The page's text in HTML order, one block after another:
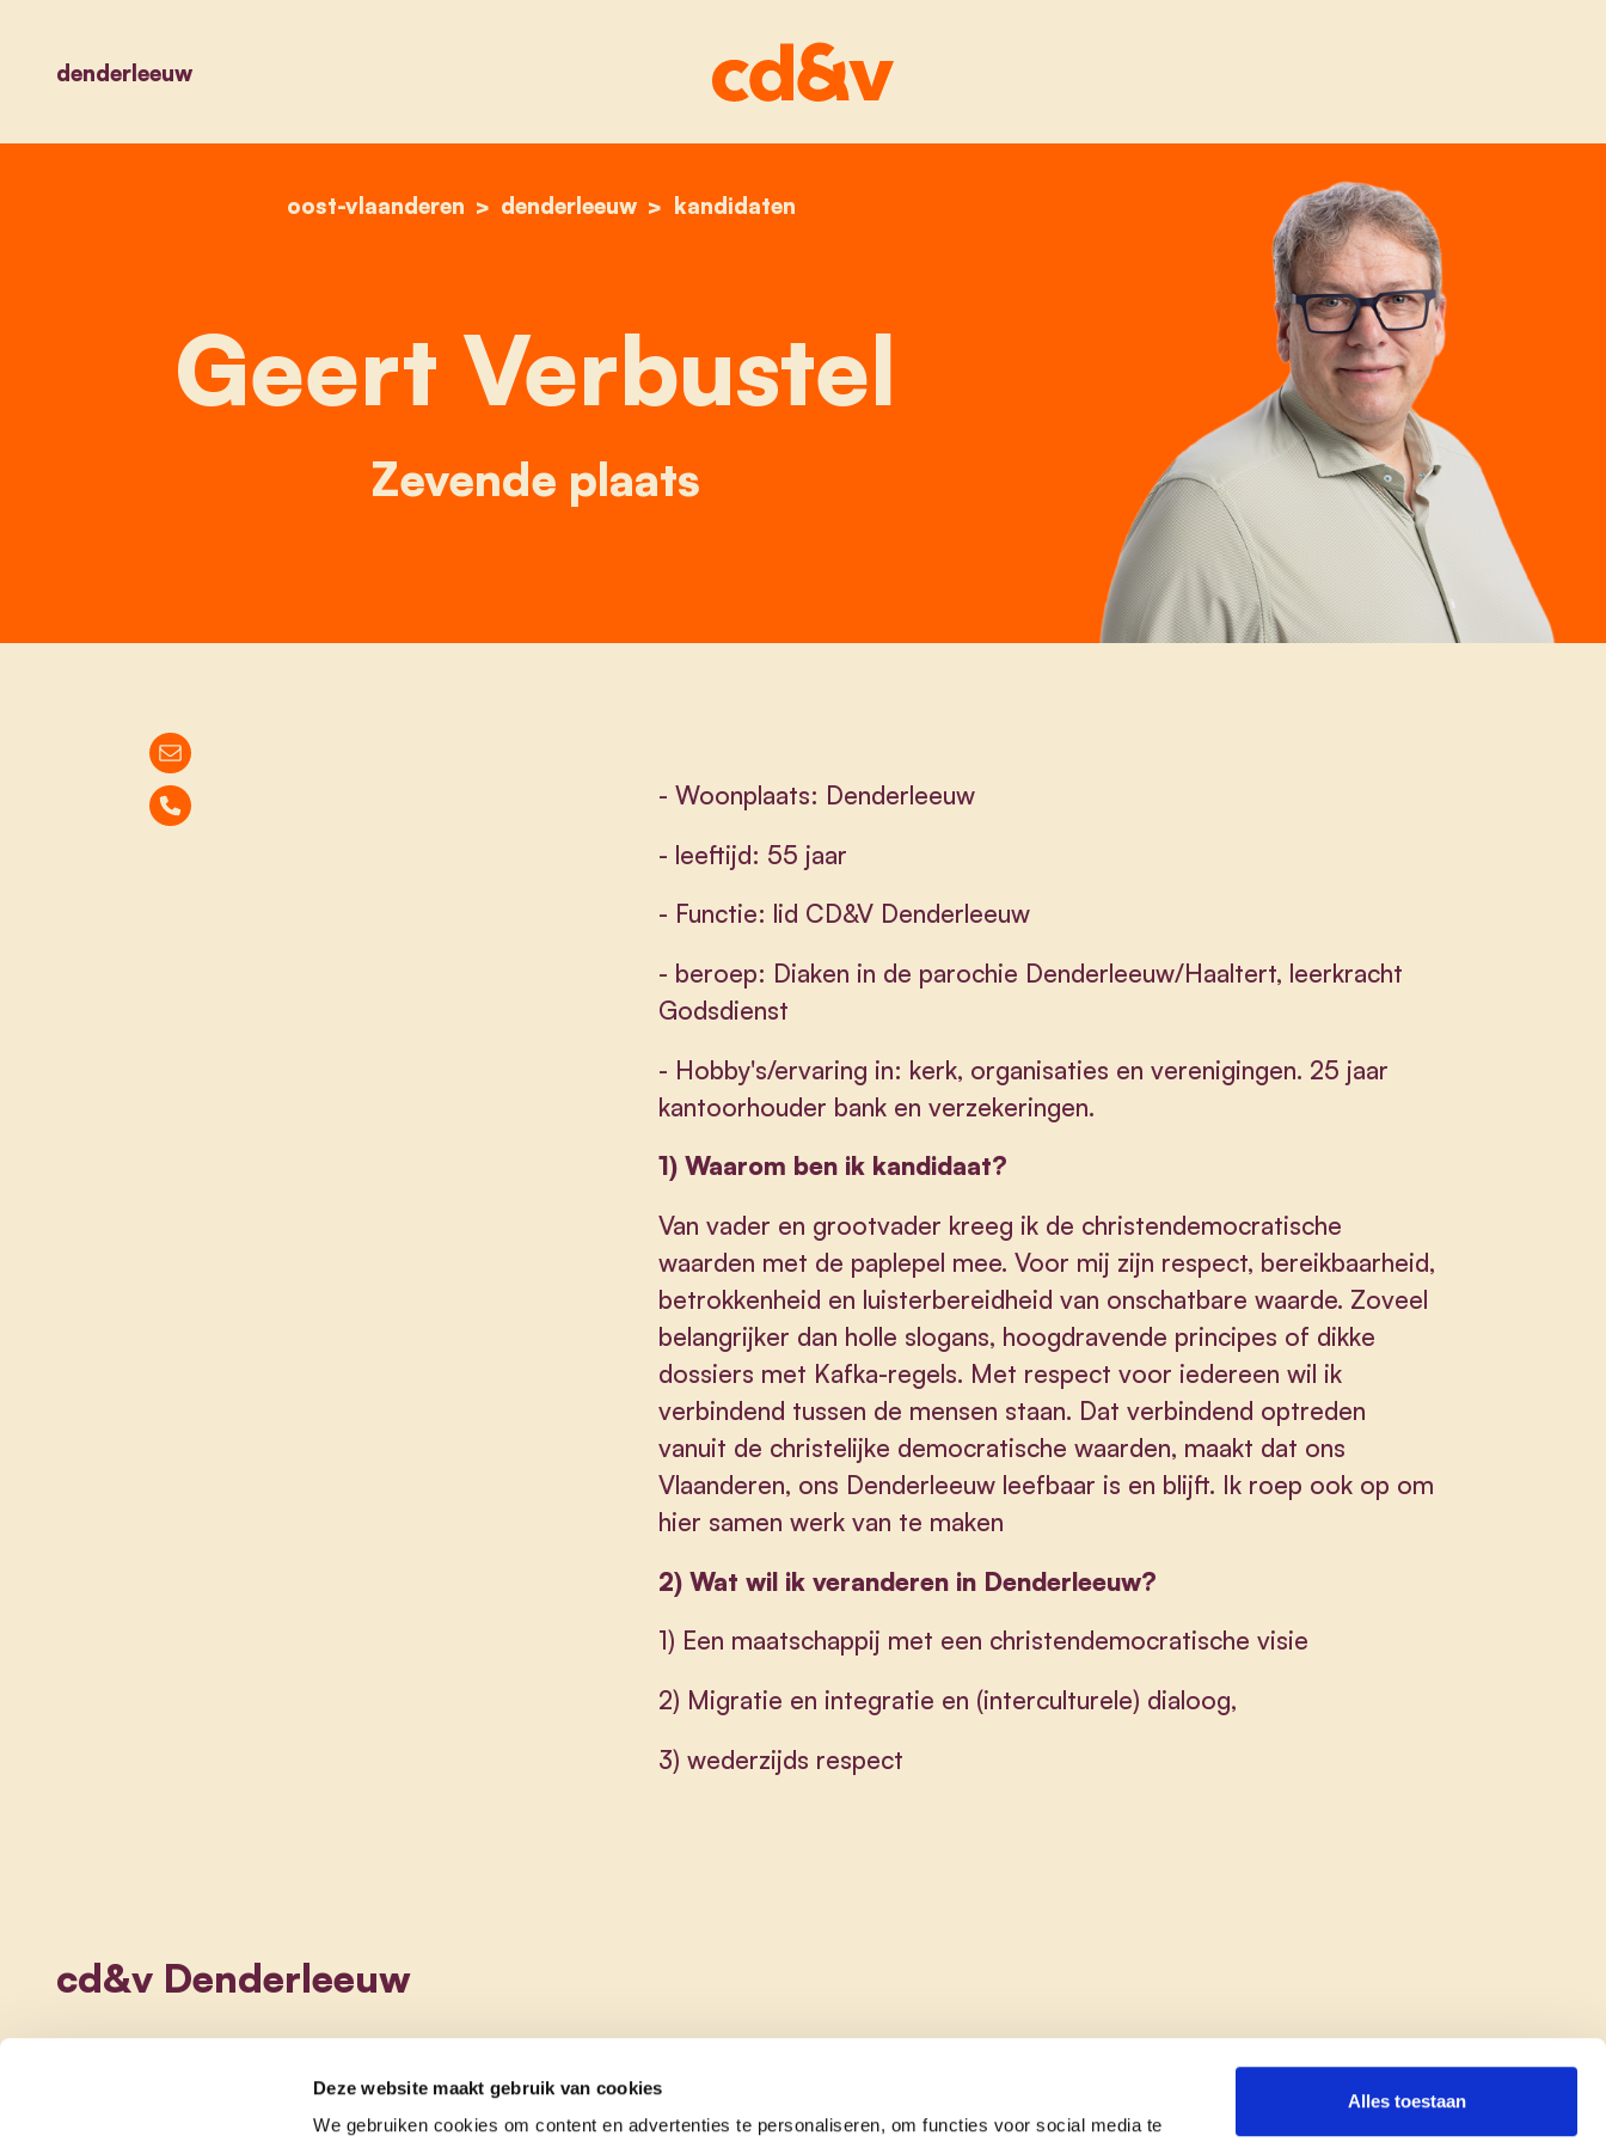
Deze website maakt gebruik van cookies
We gebruiken cookies om content en advertenties te personaliseren, om functies voor social media te
Alles toestaan
denderleeuw
home
oost-vlaanderen denderleeuw kandidaten
geert verbustel
Geert Verbustel
Zevende plaats
- Woonplaats: Denderleeuw
- leeftijd: 55 jaar
- Functie: lid CD&V Denderleeuw
- beroep: Diaken in de parochie Denderleeuw/Haaltert, leerkracht
Godsdienst
- Hobby's/ervaring in: kerk, organisaties en verenigingen. 25 jaar
kantoorhouder bank en verzekeringen.
1) Waarom ben ik kandidaat?
Van vader en grootvader kreeg ik de christendemocratische
waarden met de paplepel mee. Voor mij zijn respect, bereikbaarheid,
betrokkenheid en luisterbereidheid van onschatbare waarde. Zoveel
belangrijker dan holle slogans, hoogdravende principes of dikke
dossiers met Kafka-regels. Met respect voor iedereen wil ik
verbindend tussen de mensen staan. Dat verbindend optreden
vanuit de christelijke democratische waarden, maakt dat ons
Vlaanderen, ons Denderleeuw leefbaar is en blijft. Ik roep ook op om
hier samen werk van te maken
2) Wat wil ik veranderen in Denderleeuw?
1) Een maatschappij met een christendemocratische visie
2) Migratie en integratie en (interculturele) dialoog,
3) wederzijds respect
cd&v Denderleeuw